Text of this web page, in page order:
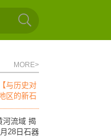
MORE>
与历史对
区的新石
河流域 揭
28日石器